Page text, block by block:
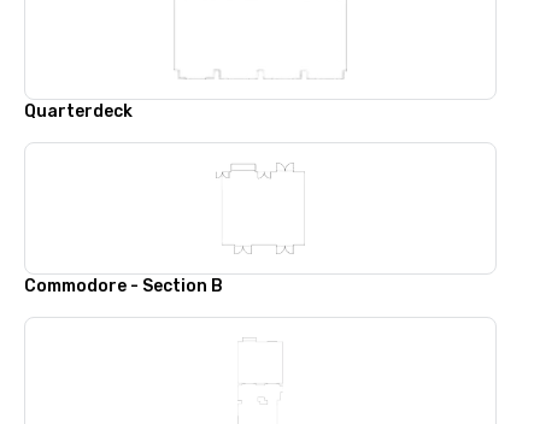
Quarterdeck
Commodore - Section B